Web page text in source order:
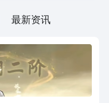
福利最多，手游氪金性价
用，这里花一块钱即可成
领50元，连续12个月领。
最新资讯